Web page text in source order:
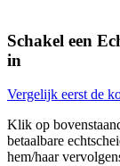
Schakel een
in
Vergelijk eerst de
Klik op
betaalbare
hem/haar